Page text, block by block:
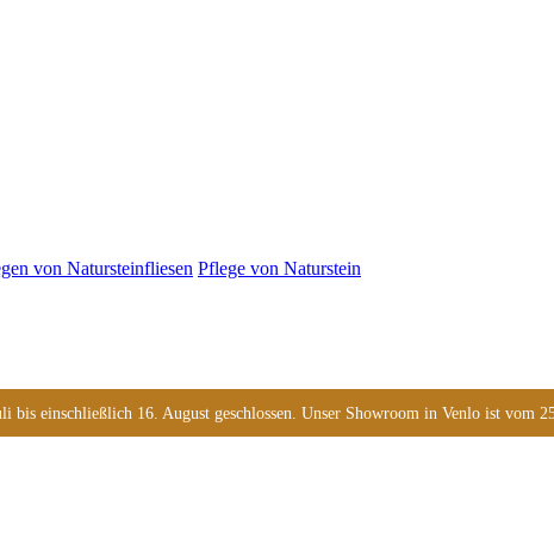
von Natursteinfliesen Pflege von Naturstein
einschließlich 16. August geschlossen. Unser Showroom in Venlo ist vom